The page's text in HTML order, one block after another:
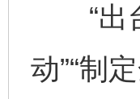
“出台
动”“制